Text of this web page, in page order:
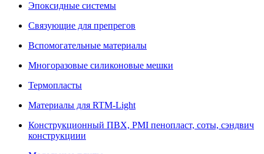
Эпоксидные системы
Связующие для препрегов
Вспомогательные материалы
Многоразовые силиконовые мешки
Термопласты
Материалы для RTM-Light
Конструкционный ПВХ, PMI пенопласт, соты, сэндвич
конструкциии